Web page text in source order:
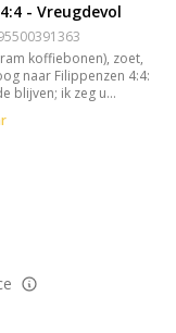
- Vreugdevol
koffiebonen), zoet,
naar Filippenzen 4:4:
blijven; ik zeg u
koninklijke
gebrand door